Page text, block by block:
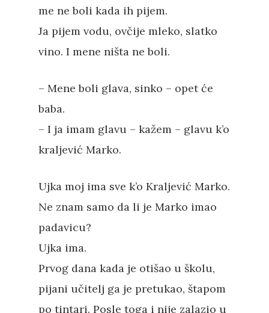
me ne boli kada ih pijem.
Ja pijem vodu, ovčije mleko, slatko
vino. I mene ništa ne boli.
– Mene boli glava, sinko – opet će
baba.
– I ja imam glavu – kažem – glavu k’o
kraljević Marko.
Ujka moj ima sve k’o Kraljević Marko.
Ne znam samo da li je Marko imao
padavicu?
Ujka ima.
Prvog dana kada je otišao u školu,
pijani učitelj ga je pretukao, štapom
po tintari. Posle toga i nije zalazio u